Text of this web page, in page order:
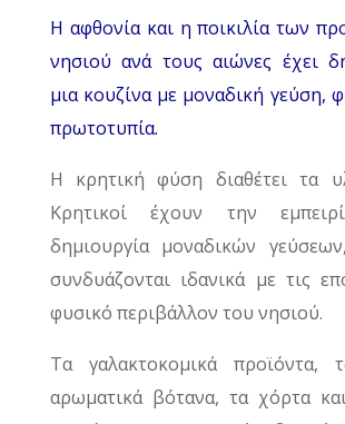
Η αφθονία και η ποικιλία των
νησιού ανά τους αιώνες έχει
μια κουζίνα με μοναδική γεύση,
πρωτοτυπία.
Η κρητική φύση διαθέτει τα
Κρητικοί έχουν την
δημιουργία μοναδικών
συνδυάζονται ιδανικά με τις
φυσικό περιβάλλον του νησιού.
Τα γαλακτοκομικά προϊόντα,
αρωματικά βότανα, τα χόρτα